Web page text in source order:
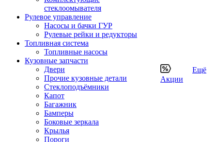
стеклоомывателя
Рулевое управление
Насосы и бачки ГУР
Рулевые рейки и редукторы
Топливная система
Топливные насосы
Кузовные запчасти
Двери
Прочие кузовные детали
Стеклоподъёмники
Капот
Багажник
Бамперы
Боковые зеркала
Крылья
Пороги
Акции
Ещё